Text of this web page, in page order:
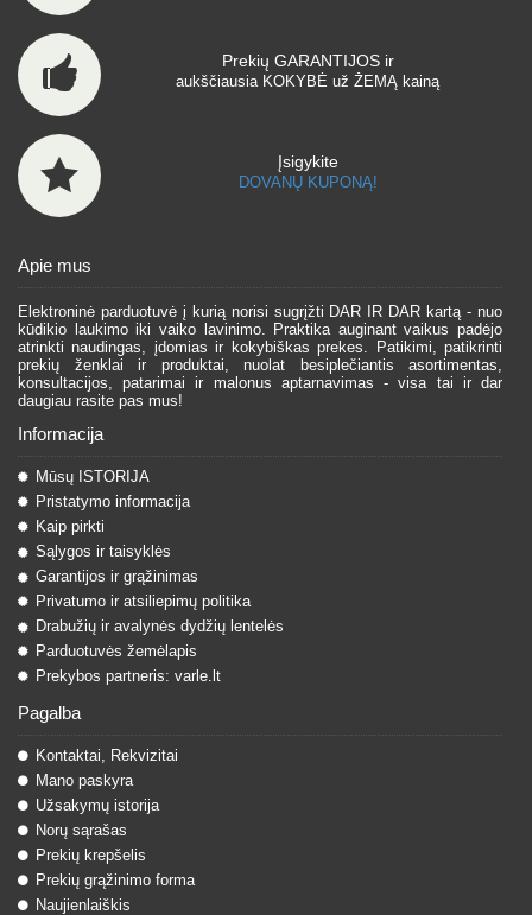
Prekių GARANTIJOS ir
aukščiausia KOKYBĖ už ŽEMĄ kainą
Įsigykite
DOVANŲ KUPONĄ!
Apie mus
Elektroninė parduotuvė į kurią norisi sugrįžti DAR IR DAR kartą - nuo
kūdikio laukimo iki vaiko lavinimo. Praktika auginant vaikus padėjo
atrinkti naudingas, įdomias ir kokybiškas prekes. Patikimi, patikrinti
prekių ženklai ir produktai, nuolat besiplečiantis asortimentas,
konsultacijos, patarimai ir malonus aptarnavimas - visa tai ir dar
daugiau rasite pas mus!
Informacija
Mūsų ISTORIJA
Pristatymo informacija
Kaip pirkti
Sąlygos ir taisyklės
Garantijos ir grąžinimas
Privatumo ir atsiliepimų politika
Drabužių ir avalynės dydžių lentelės
Parduotuvės žemėlapis
Prekybos partneris: varle.lt
Pagalba
Kontaktai, Rekvizitai
Mano paskyra
Užsakymų istorija
Norų sąrašas
Prekių krepšelis
Prekių grąžinimo forma
Naujienlaiškis